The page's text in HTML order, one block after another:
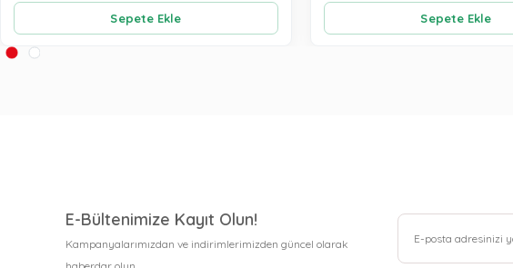
Sepete Ekle Sepete Ekle
E-Bültenimize Kayıt Olun!
Kampanyalarımızdan ve indirimlerimizden güncel olarak